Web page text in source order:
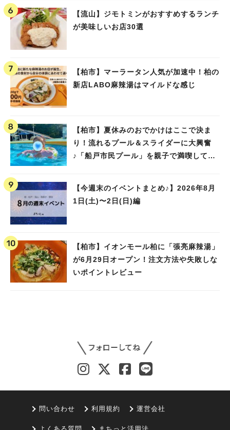
【流山】ジモトミンがおすすめするランチ
が美味しいお店30選
【柏市】マーラータン人気が加速中！柏の
新店LABO麻辣湯はマイルドな感じ
【柏市】夏休みのおでかけはここで決ま
り！流れるプール＆スライダーに大興奮
♪「船戸市民プール」を親子で満喫してき
【今週末のイベントまとめ♪】2026年8月
1日(土)〜2日(日)編
【柏市】イオンモール柏に「張亮麻辣湯」
が6月29日オープン！注文方法や失敗しな
いポイントレビュー
問い合わせ 利用規約 運営会社